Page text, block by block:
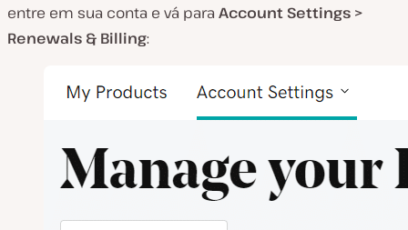
entre em sua conta e vá para Account Settings >
Renewals & Billing: